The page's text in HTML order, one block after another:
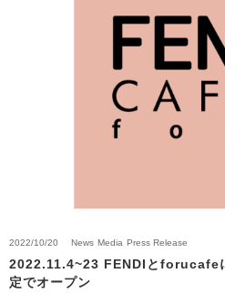
2022/10/20 News Media Press Release
2022.11.4~23 FENDIとforucafe
定でオープン